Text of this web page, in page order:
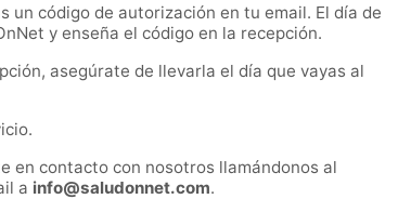
un código de autorización en tu email. El día de
y enseña el código en la recepción.
asegúrate de llevarla el día que vayas al
en contacto con nosotros llamándonos al
a info@saludonnet.com.